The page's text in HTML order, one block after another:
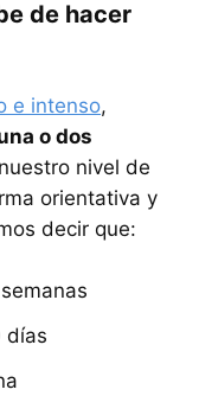
de hacer
e intenso,
o dos
nivel de
orientativa y
decir que:
días